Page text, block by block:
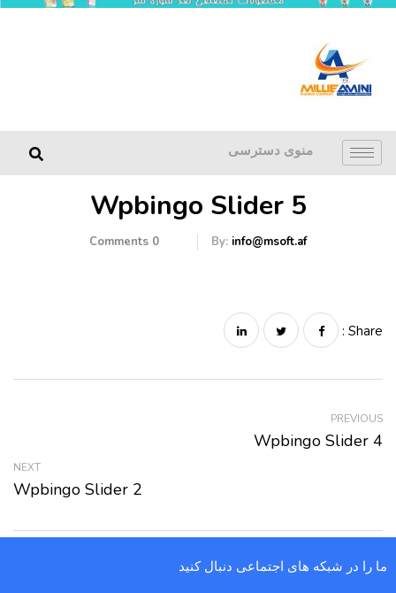
منوی دسترسی
Wpbingo Slider 5
By: info@msoft.af
0
Share :
PREVIOUS
Wpbingo Slider 4
NEXT
Wpbingo Slider 2
ما را در شبکه های اجتماعی دنبال کنید